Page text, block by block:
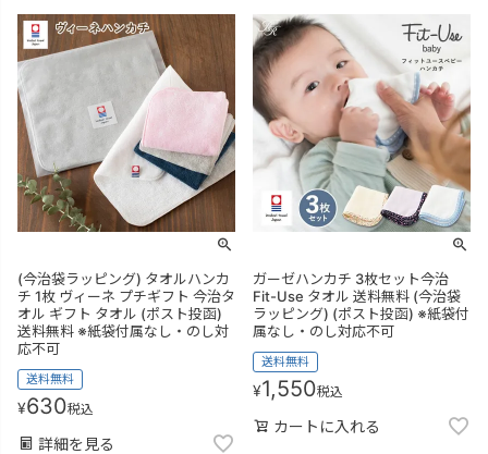
(今治袋ラッピング) タオルハンカ
チ 1枚 ヴィーネ プチギフト 今治タ
オル ギフト タオル (ポスト投函)
送料無料 ※紙袋付属なし・のし対
応不可
送料無料
¥630税込
詳細を見る
ガーゼハンカチ 3枚セット今治
Fit-Use タオル 送料無料 (今治袋
ラッピング) (ポスト投函) ※紙袋付
属なし・のし対応不可
送料無料
¥1,550税込
カートに入れる